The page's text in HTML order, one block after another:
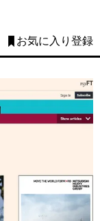
お気に入り登録